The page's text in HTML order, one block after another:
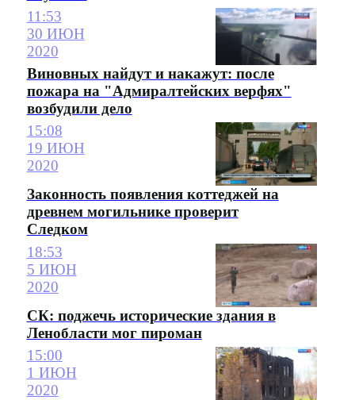
11:53
30 ИЮН
2020
Виновных найдут и накажут: после
пожара на "Адмиралтейских верфях"
возбудили дело
15:08
19 ИЮН
2020
Законность появления коттеджей на
древнем могильнике проверит
Следком
18:53
5 ИЮН
2020
СК: поджечь исторические здания в
Ленобласти мог пироман
15:00
1 ИЮН
2020